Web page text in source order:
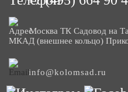
Москва ТК Садовод на
МКАД (внешнее кольцо)
info@kolomsad.ru